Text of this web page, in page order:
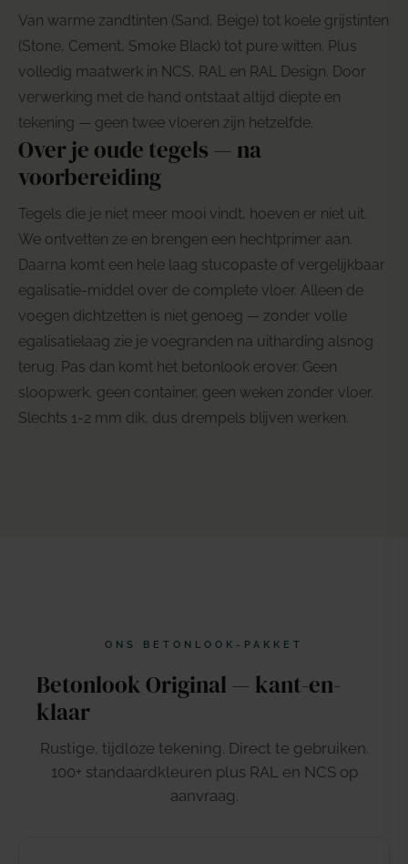
Van warme zandtinten (Sand, Beige) tot koele grijstinten
(Stone, Cement, Smoke Black) tot pure witten. Plus
volledig maatwerk in NCS, RAL en RAL Design. Door
verwerking met de hand ontstaat altijd diepte en
tekening — geen twee vloeren zijn hetzelfde.
Over je oude tegels — na
voorbereiding
Tegels die je niet meer mooi vindt, hoeven er niet uit.
We ontvetten ze en brengen een hechtprimer aan.
Daarna komt een hele laag stucopaste of vergelijkbaar
egalisatie-middel over de complete vloer. Alleen de
voegen dichtzetten is niet genoeg — zonder volle
egalisatielaag zie je voegranden na uitharding alsnog
terug. Pas dan komt het betonlook erover. Geen
sloopwerk, geen container, geen weken zonder vloer.
Slechts 1-2 mm dik, dus drempels blijven werken.
ONS BETONLOOK-PAKKET
Betonlook Original — kant-en-
klaar
Rustige, tijdloze tekening. Direct te gebruiken.
100+ standaardkleuren plus RAL en NCS op
aanvraag.